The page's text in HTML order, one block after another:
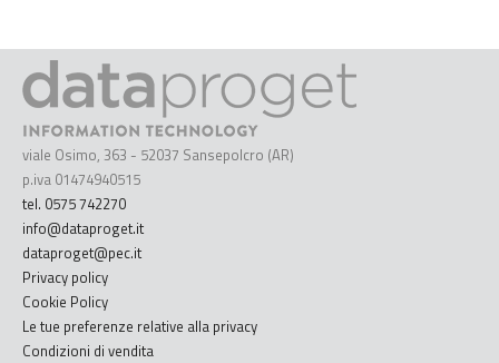
viale Osimo, 363 - 52037 Sansepolcro (AR)
p.iva 01474940515
tel. 0575 742270
info@dataproget.it
dataproget@pec.it
Privacy policy
Cookie Policy
Le tue preferenze relative alla privacy
Condizioni di vendita